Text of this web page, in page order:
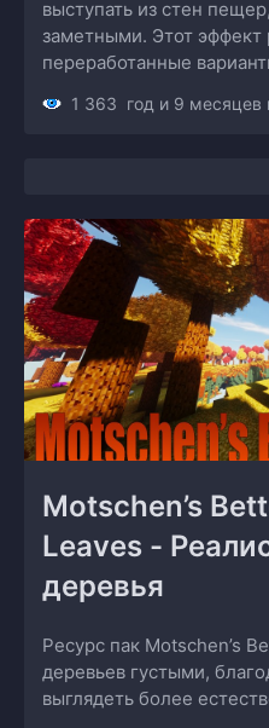
выступать из стен
заметными. Этот эффект
переработанные
1 363 год и 9 месяцев
Motschen’s
Leaves -
деревья
Ресурс пак Motschen’s
деревьев густыми,
выглядеть более